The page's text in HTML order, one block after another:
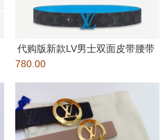
代购版新款LV男士双面皮带腰带
立体字母扣 原厂皮料，区别市
780.00